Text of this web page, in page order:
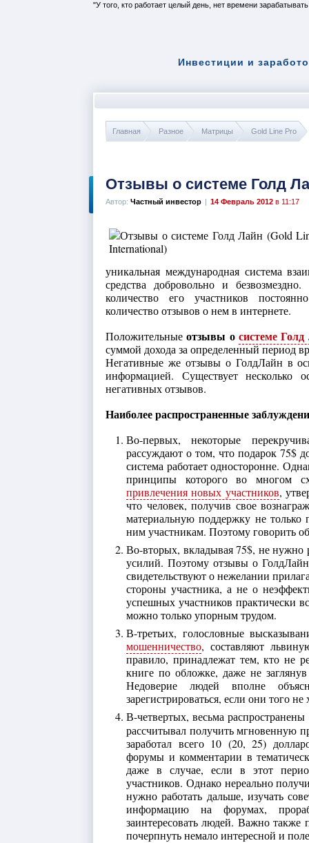
Инвестиции и
У того, кто работает целый день, нет времени
Главная Разное Матрицы Gold Line Pro
Отзывы о системе Голд
Автор: Частный инвестор | 14 Февраль 2012 в 11:17
уникальная международная система
средства добровольно и
количество его участников
количество отзывов о нем в интернете.
Положительныеотзывы осистеме
суммой дохода за определенный период
Негативные же отзывы о ГолдЛайн в
информацией. Существует несколько
негативных отзывов.
Наиболее распространенные
Во-первых, некоторые
рассуждают о том, что подарок 75$
система работает односторонне.
принципы которого во многом
привлечения новых участников,
что человек, получив свое
материальную поддержку не
ним участникам. Поэтому говорить
Во-вторых, вкладывая 75$, не нужно
усилий. Поэтому отзывы о
свидетельствуют о нежелании
стороны участника, а не о
успешных участников практически
можно только упорным трудом.
В-третьих, голословные
мошенничество, составляют
правило, принадлежат тем, кто не
книге по обложке, даже не
Недоверие людей вполне
зарегистрироваться, если они того не
В-четвертых, весьма
рассчитывал получить мгновенную
заработал всего 10 (20, 25)
форумы и комментарии в
даже в случае, если в этот
участников. Однако нереально
нужно работать дальше, изучать
информацию на форумах,
заинтересовать людей. Важно
почерпнуть немало интересной и